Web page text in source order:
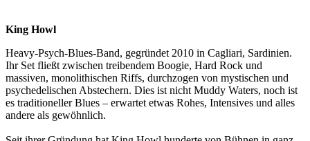
King Howl
Heavy-Psych-Blues-Band, gegründet 2010 in Cagliari, Sardinien.
Ihr Set fließt zwischen treibendem Boogie, Hard Rock und
massiven, monolithischen Riffs, durchzogen von mystischen und
psychedelischen Abstechern. Dies ist nicht Muddy Waters, noch ist
es traditioneller Blues – erwartet etwas Rohes, Intensives und alles
andere als gewöhnlich.